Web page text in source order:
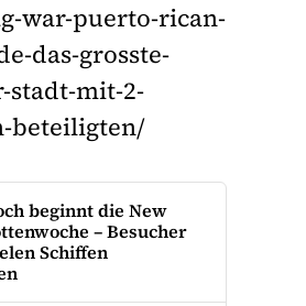
war-puerto-rican-
das-grosste-
stadt-mit-2-
beteiligten/
beginnt die New
– Besucher
Schiffen